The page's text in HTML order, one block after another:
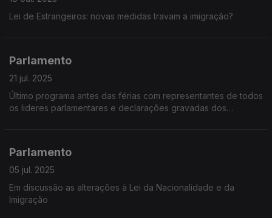
Lei de Estrangeiros: novas medidas travam a imigração?
Parlamento
21 jul. 2025
Último programa antes das férias com representantes de todos
os lideres parlamentares e declarações gravadas dos
Parlamento
05 jul. 2025
Em discussão as alterações à Lei da Nacionalidade e da
Imigração